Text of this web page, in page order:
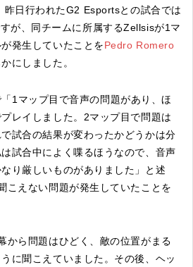
昨日行われたG2 Esportsとの試合では
が、同チームに所属するZellsisが1マ
発生していたことをPedro Romero
にしました。
1マップ目で音声の問題があり、ほ
レイしました。2マップ目で問題は
試合の結果が変わったかどうかは分
試合中によく喋るほうなので、音声
り厳しいものがありました」と述
こえない問題が発生していたことを
から問題はひどく、敵の位置がまる
に聞こえていました。その後、ヘッ